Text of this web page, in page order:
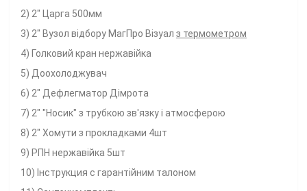
2) 2" Царга 500мм
3) 2" Вузол відбору МагПро Візуал з термометром
4) Голковий кран нержавійка
5) Доохолоджувач
6) 2" Дефлегматор Дімрота
7) 2" "Носик" з трубкою зв'язку і атмосферою
8) 2" Хомути з прокладками 4шт
9) РПН нержавійка 5шт
10) Інструкция с гарантійним талоном